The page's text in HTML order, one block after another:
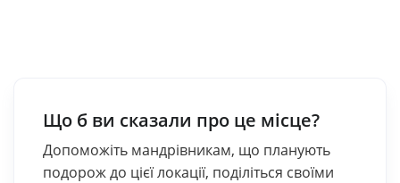
Що б ви сказали про це місце?
Допоможіть мандрівникам, що планують
подорож до цієї локації, поділіться своїми